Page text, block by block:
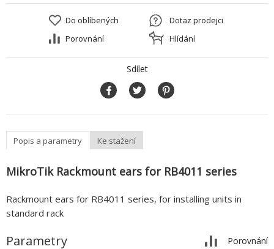
Do oblíbených
Porovnání
Dotaz prodejci
Hlídání
Sdílet
Popis a parametry Ke stažení
MikroTik Rackmount ears for RB4011 series
Rackmount ears for RB4011 series, for installing units in
standard rack
Parametry Porovnání